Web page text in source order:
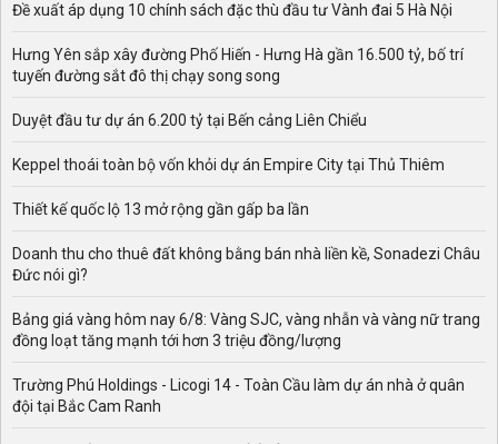
Đề xuất áp dụng 10 chính sách đặc thù đầu tư Vành đai 5 Hà Nội
Hưng Yên sắp xây đường Phố Hiến - Hưng Hà gần 16.500 tỷ, bố trí
tuyến đường sắt đô thị chạy song song
Duyệt đầu tư dự án 6.200 tỷ tại Bến cảng Liên Chiểu
Keppel thoái toàn bộ vốn khỏi dự án Empire City tại Thủ Thiêm
Thiết kế quốc lộ 13 mở rộng gần gấp ba lần
Doanh thu cho thuê đất không bằng bán nhà liền kề, Sonadezi Châu
Đức nói gì?
Bảng giá vàng hôm nay 6/8: Vàng SJC, vàng nhẫn và vàng nữ trang
đồng loạt tăng mạnh tới hơn 3 triệu đồng/lượng
Trường Phú Holdings - Licogi 14 - Toàn Cầu làm dự án nhà ở quân
đội tại Bắc Cam Ranh